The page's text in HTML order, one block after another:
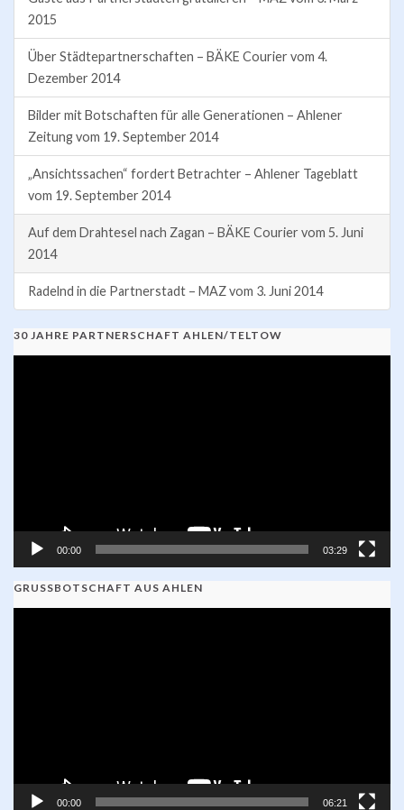
2015
Über Städtepartnerschaften – BÄKE Courier vom 4.
Dezember 2014
Bilder mit Botschaften für alle Generationen – Ahlener
Zeitung vom 19. September 2014
„Ansichtssachen“ fordert Betrachter – Ahlener Tageblatt
vom 19. September 2014
Auf dem Drahtesel nach Zagan – BÄKE Courier vom 5. Juni
2014
Radelnd in die Partnerstadt – MAZ vom 3. Juni 2014
30 JAHRE PARTNERSCHAFT AHLEN/TELTOW
00:00 03:29
GRUSSBOTSCHAFT AUS AHLEN
00:00 06:21